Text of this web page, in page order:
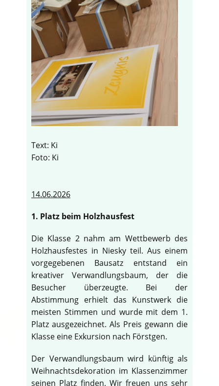
Text: Ki
Foto: Ki
14.06.2026
1. Platz beim Holzhausfest
Die Klasse 2 nahm am Wettbewerb des
Holzhausfestes in Niesky teil. Aus einem
vorgegebenen Bausatz entstand ein
kreativer Verwandlungsbaum, der die
Besucher überzeugte. Bei der
Abstimmung erhielt das Kunstwerk die
meisten Stimmen und wurde mit dem 1.
Platz ausgezeichnet. Als Preis gewann die
Klasse eine Exkursion nach Förstgen.
Der Verwandlungsbaum wird künftig als
Weihnachtsdekoration im Klassenzimmer
seinen Platz finden. Wir freuen uns sehr